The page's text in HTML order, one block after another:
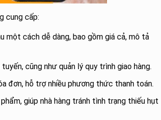
cung cấp:
một cách dễ dàng, bao gồm giá cả, mô tả
cũng như quản lý quy trình giao hàng.
đơn, hỗ trợ nhiều phương thức thanh toán.
giúp nhà hàng tránh tình trạng thiếu hụt